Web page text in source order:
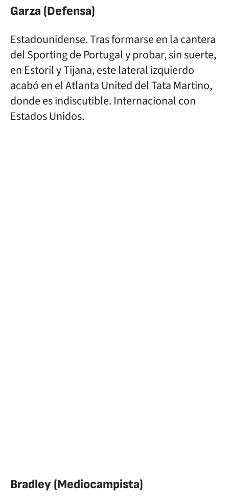
Garza (Defensa)
Estadounidense. Tras formarse en la cantera
del Sporting de Portugal y probar, sin suerte,
en Estoril y Tijana, este lateral izquierdo
acabó en el Atlanta United del Tata Martino,
donde es indiscutible. Internacional con
Estados Unidos.
Bradley (Mediocampista)